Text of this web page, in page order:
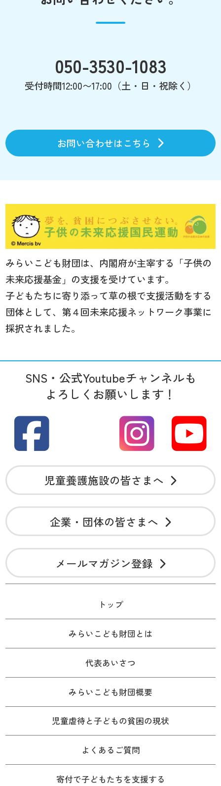
050-3530-1083
受付時間12:00〜17:00（土・日・祝除く）
お問い合わせはこちら
みらいこども財団は、内閣府が主宰する「子供の
未来応援基金」の支援を受けています。
子どもたちに寄り添って草の根で支援活動をする
団体として、第４回未来応援ネットワーク事業に
採択されました。
SNS・公式Youtubeチャンネルも
よろしくお願いします！
児童養護施設の皆さまへ
企業・団体の皆さまへ
メールマガジン登録
トップ
みらいこども財団とは
代表あいさつ
みらいこども財団概要
児童虐待と子どもの貧困の現状
よくあるご質問
寄付で子どもたちを支援する